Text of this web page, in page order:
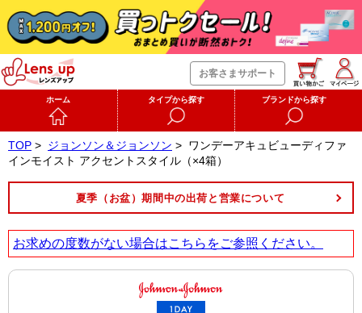
お客さまサポート
ホーム タイプから探す ブランドから探す
TOP > ジョンソン＆ジョンソン > ワンデーアキュビューディファ
インモイスト アクセントスタイル（×4箱）
夏季（お盆）期間中の出荷と営業について
お求めの度数がない場合はこちら をご参照ください。